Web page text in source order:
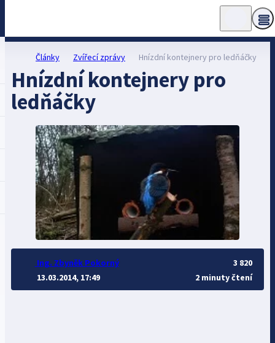
Články Zvířecí zprávy Hnízdní kontejnery pro ledňáčky
Hnízdní kontejnery pro
ledňáčky
Ing. Zbyněk Pokorný
13.03.2014, 17:49
3 820
2 minuty čtení